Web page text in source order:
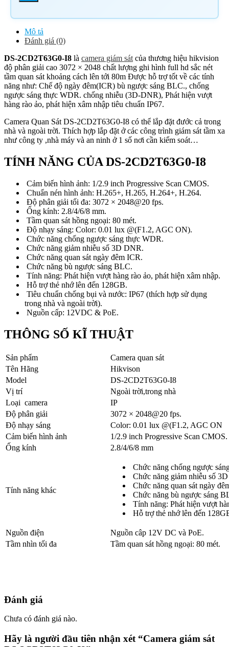
Mô tả
Đánh giá (0)
DS-2CD2T63G0-I8 là camera giám sát của thương hiệu hikvision
độ phân giải cao 3072 × 2048 chất lượng ghi hình full hd sắc nét
tầm quan sát khoảng cách lên tới 80m Được hỗ trợ tốt về các tính
năng như: Chế độ ngày đêm(ICR) bù ngược sáng BLC., chống
ngược sáng thực WDR. chống nhiễu (3D-DNR), Phát hiện vượt
hàng rào ảo, phát hiện xâm nhập tiêu chuẩn IP67.
Camera Quan Sát DS-2CD2T63G0-I8 có thể lắp đặt đước cả trong
nhà và ngoài trời. Thích hợp lắp đặt ở các công trình giám sát tầm xa
như công ty ,nhà máy và an ninh ở 1 số nơi cần kiểm soát…
TÍNH NĂNG CỦA DS-2CD2T63G0-I8
Cảm biến hình ảnh: 1/2.9 inch Progressive Scan CMOS.
Chuẩn nén hình ảnh: H.265+, H.265, H.264+, H.264.
Độ phân giải tối đa: 3072 × 2048@20 fps.
Ống kính: 2.8/4/6/8 mm.
Tầm quan sát hồng ngoại: 80 mét.
Độ nhạy sáng: Color: 0.01 lux @(F1.2, AGC ON).
Chức năng chống ngược sáng thực WDR.
Chức năng giảm nhiễu số 3D DNR.
Chức năng quan sát ngày đêm ICR.
Chức năng bù ngược sáng BLC.
Tính năng: Phát hiện vượt hàng rào ảo, phát hiện xâm nhập.
Hỗ trợ thẻ nhớ lên đến 128GB.
Tiêu chuẩn chống bụi và nước: IP67 (thích hợp sử dụng
trong nhà và ngoài trời).
Nguồn cấp: 12VDC & PoE.
THÔNG SỐ KĨ THUẬT
Sản phẩm
Camera quan sát
Tên Hãng
Hikvison
Model
DS-2CD2T63G0-I8
Vị trí
Ngoài trời,trong nhà
Loại camera
IP
Độ phân giải
3072 × 2048@20 fps.
Độ nhạy sáng
Color: 0.01 lux @(F1.2, AGC ON
Cảm biến hình ảnh
1/2.9 inch Progressive Scan CMOS.
Ống kính
2.8/4/6/8 mm
Tính năng khác
Chức năng chống ngược
Chức năng giảm nhiễu số
Chức năng quan sát ngày
Chức năng bù ngược sáng
Tính năng: Phát hiện vượt
Hỗ trợ thẻ nhớ lên đến
Nguồn điện
Nguồn câp 12V DC và PoE.
Tầm nhìn tối đa
Tầm quan sát hồng ngoại: 80 mét.
Đánh giá
Chưa có đánh giá nào.
Hãy là người đầu tiên nhận xét “Camera giám sát